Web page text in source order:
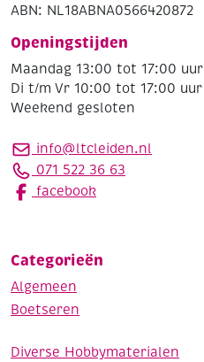
ABN: NL18ABNA0566420872
Openingstijden
Maandag 13:00 tot 17:00 uur
Di t/m Vr 10:00 tot 17:00 uur
Weekend gesloten
info@ltcleiden.nl
071 522 36 63
facebook
Categorieën
Algemeen
Boetseren
Diverse Hobbymaterialen